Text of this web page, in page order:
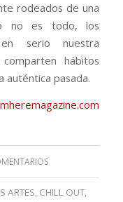
rodeados de una
no es todo, los
serio nuestra
hábitos
auténtica pasada.
ARTES, CHILL OUT,